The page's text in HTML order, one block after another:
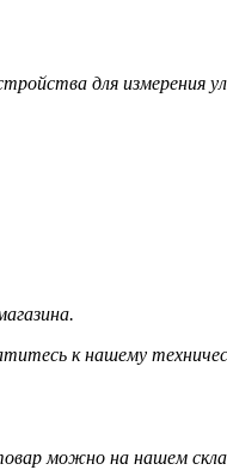
для измерения
к нашему
можно на нашем